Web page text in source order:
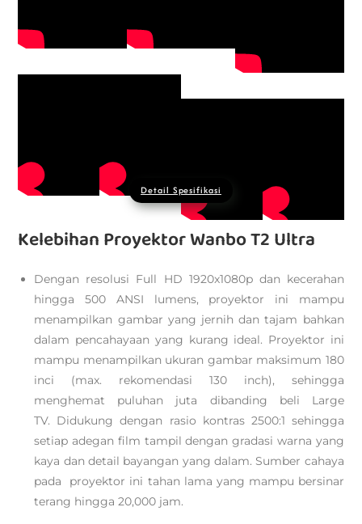
Detail Spesifikasi
Kelebihan Proyektor Wanbo T2 Ultra
Dengan resolusi Full HD 1920x1080p dan kecerahan
hingga 500 ANSI lumens, proyektor ini mampu
menampilkan gambar yang jernih dan tajam bahkan
dalam pencahayaan yang kurang ideal. Proyektor ini
mampu menampilkan ukuran gambar maksimum 180
inci (max. rekomendasi 130 inch), sehingga
menghemat puluhan juta dibanding beli Large
TV. Didukung dengan rasio kontras 2500:1 sehingga
setiap adegan film tampil dengan gradasi warna yang
kaya dan detail bayangan yang dalam. Sumber cahaya
pada proyektor ini tahan lama yang mampu bersinar
terang hingga 20,000 jam.